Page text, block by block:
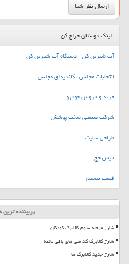
لینک دوستان حراج کن
آب شیرین کن - دستگاه آب شیرین کن
انتخابات مجلس ، کاندیدای مجلس
خرید و فروش خودرو
شرکت صنعتی سخت پوشش
طراحی سایت
فیش حج
قیمت بیسیم
پربیننده ترین
شارژ مرحله سوم کالابرگ کودکان
شارژ کالابرگ کد ملی های باقی مانده
شارژ جدید کالابرگ ها